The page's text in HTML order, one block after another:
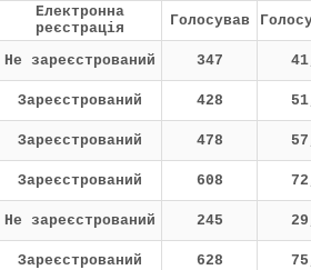
Електронна
реєстрація
Голосував
Не зареєстрований 347
Зареєстрований 428
Зареєстрований 478
Зареєстрований 608
Не зареєстрований 245
Зареєстрований 628